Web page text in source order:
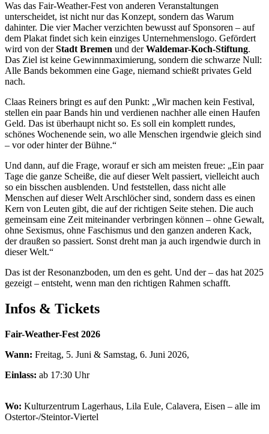
Was das Fair-Weather-Fest von anderen Veranstaltungen
unterscheidet, ist nicht nur das Konzept, sondern das Warum
dahinter. Die vier Macher verzichten bewusst auf Sponsoren – auf
dem Plakat findet sich kein einziges Unternehmenslogo. Gefördert
wird von derStadt Bremen und derWaldemar-Koch-Stiftung.
Das Ziel ist keine Gewinnmaximierung, sondern die schwarze Null:
Alle Bands bekommen eine Gage, niemand schießt privates Geld
nach.
Claas Reiners bringt es auf den Punkt: „Wir machen kein Festival,
stellen ein paar Bands hin und verdienen nachher alle einen Haufen
Geld. Das ist überhaupt nicht so. Es soll ein komplett rundes,
schönes Wochenende sein, wo alle Menschen irgendwie gleich sind
– vor oder hinter der Bühne.“
Und dann, auf die Frage, worauf er sich am meisten freue: „Ein paar
Tage die ganze Scheiße, die auf dieser Welt passiert, vielleicht auch
so ein bisschen ausblenden. Und feststellen, dass nicht alle
Menschen auf dieser Welt Arschlöcher sind, sondern dass es einen
Kern von Leuten gibt, die auf der richtigen Seite stehen. Die auch
gemeinsam eine Zeit miteinander verbringen können – ohne Gewalt,
ohne Sexismus, ohne Faschismus und den ganzen anderen Kack,
der draußen so passiert. Sonst dreht man ja auch irgendwie durch in
dieser Welt.“
Das ist der Resonanzboden, um den es geht. Und der – das hat 2025
gezeigt – entsteht, wenn man den richtigen Rahmen schafft.
Infos & Tickets
Fair-Weather-Fest 2026
Wann: Freitag, 5. Juni & Samstag, 6. Juni 2026,
Einlass: ab 17:30 Uhr
Wo: Kulturzentrum Lagerhaus, Lila Eule, Calavera, Eisen – alle im
Ostertor-/Steintor-Viertel